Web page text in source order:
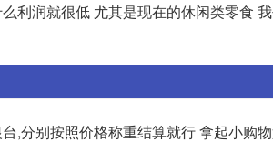
利润就很低 尤其是现在的休闲类零食
,分别按照价格称重结算就行 拿起小购